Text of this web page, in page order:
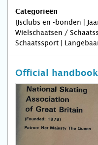
Categorieën
IJsclubs en -bonden |
Wielschaatsen /
Schaatssport |
Official